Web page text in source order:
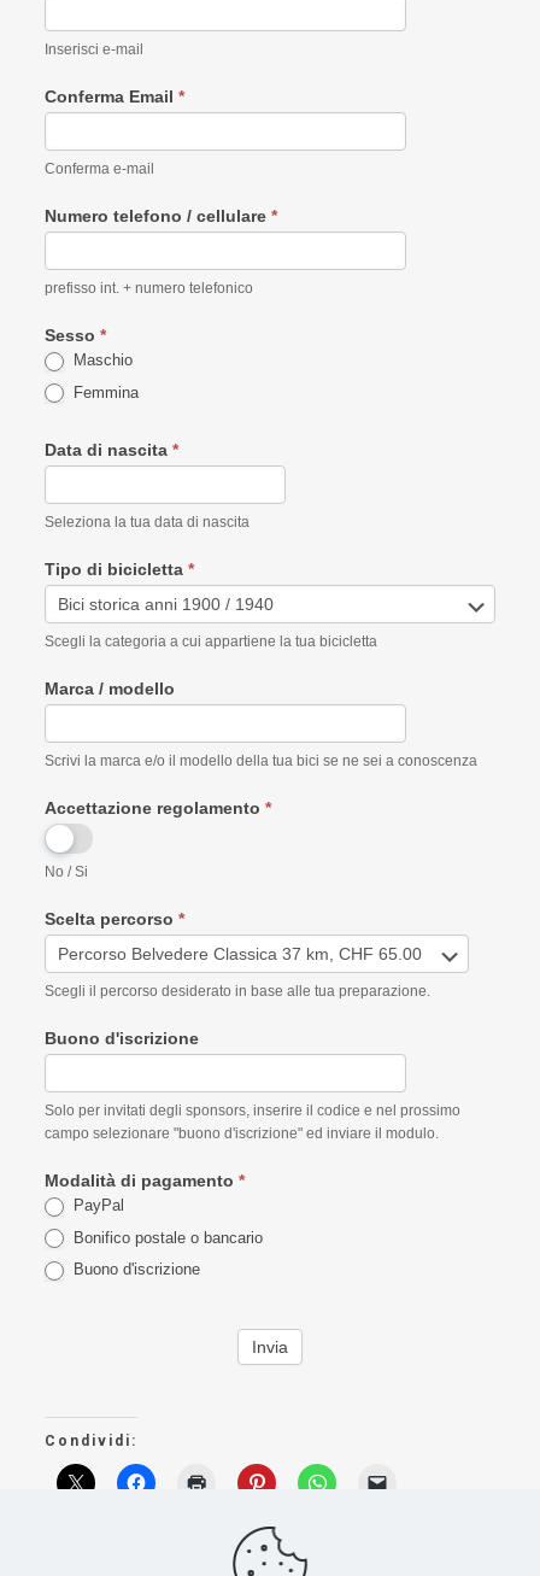
Inserisci e-mail
Conferma Email *
Conferma e-mail
Numero telefono / cellulare *
prefisso int. + numero telefonico
Sesso *
Maschio
Femmina
Data di nascita *
Seleziona la tua data di nascita
Tipo di bicicletta *
Scegli la categoria a cui appartiene la tua bicicletta
Marca / modello
Scrivi la marca e/o il modello della tua bici se ne sei a conoscenza
Accettazione regolamento *
No / Si
Scelta percorso *
Scegli il percorso desiderato in base alle tua preparazione.
Buono d'iscrizione
Solo per invitati degli sponsors, inserire il codice e nel prossimo
campo selezionare "buono d'iscrizione" ed inviare il modulo.
Modalità di pagamento *
PayPal
Bonifico postale o bancario
Buono d'iscrizione
Invia
Condividi: